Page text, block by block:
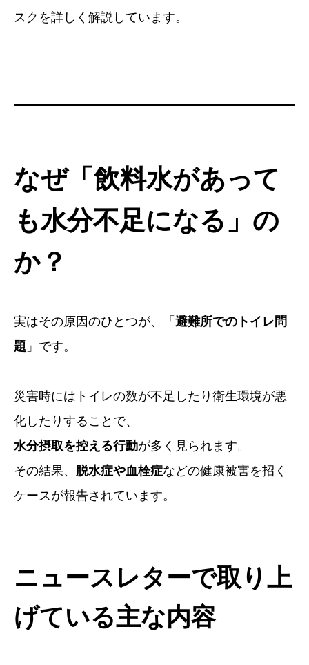
スクを詳しく解説しています。
なぜ「飲料水があって
も水分不足になる」の
か？
実はその原因のひとつが、「 避難所でのトイレ問
題 」です。
災害時にはトイレの数が不足したり衛生環境が悪
化したりすることで、
水分摂取を控える行動が多く見られます。
その結果、 脱水症や血栓症などの健康被害を招く
ケースが報告されています。
ニュースレターで取り上
げている主な内容